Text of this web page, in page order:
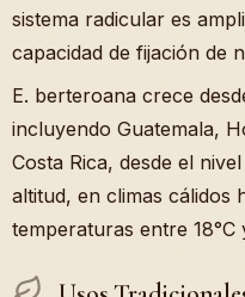
sistema radicular es
capacidad de fijación de
E. berteroana crece
incluyendo Guatemala,
Costa Rica, desde el
altitud, en climas cálidos
temperaturas entre 18°C